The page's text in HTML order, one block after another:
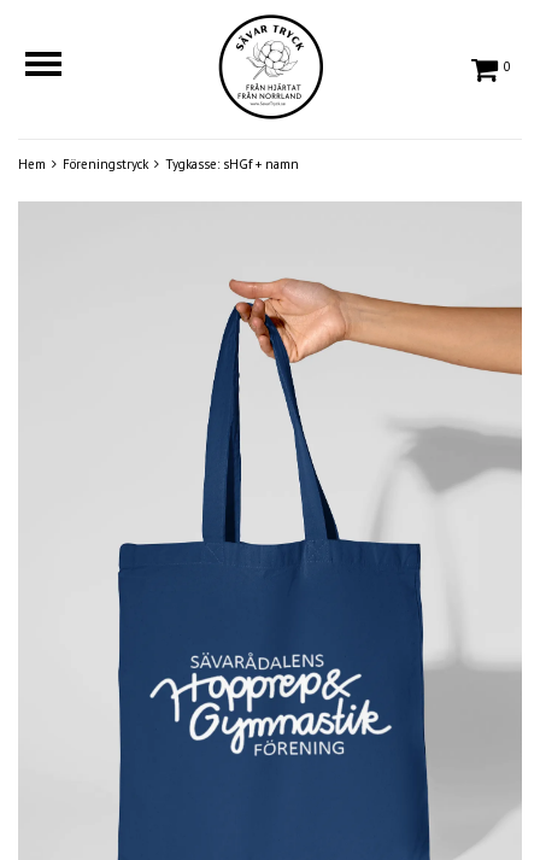
0
Hem Föreningstryck Tygkasse: sHGf + namn